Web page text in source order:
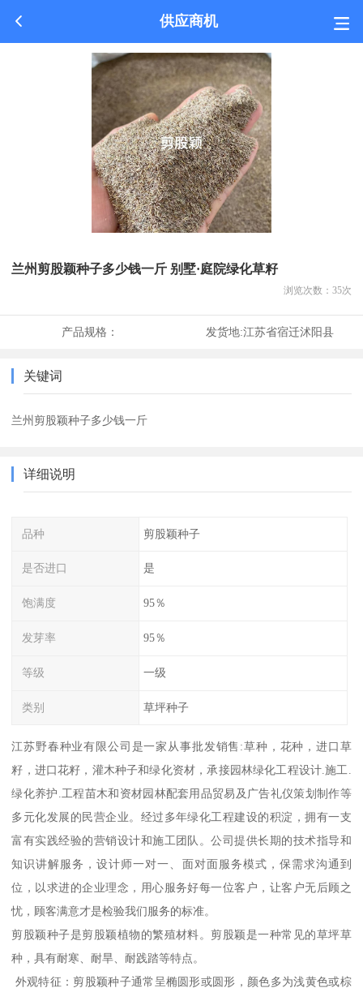
供应商机
兰州剪股颖种子多少钱一斤 别墅·庭院绿化草籽
浏览次数： 35次
产品规格： 发货地:江苏省宿迁沭阳县
关键词
兰州剪股颖种子多少钱一斤
详细说明
品种 剪股颖种子
是否进口 是
饱满度 95％
发芽率 95％
等级 一级
类别 草坪种子
江苏野春种业有限公司是一家从事批发销售:草种，花种，进口草
籽，进口花籽，灌木种子和绿化资材，承接园林绿化工程设计.施工.
绿化养护.工程苗木和资材园林配套用品贸易及广告礼仪策划制作等
多元化发展的民营企业。经过多年绿化工程建设的积淀，拥有一支
富有实践经验的营销设计和施工团队。公司提供长期的技术指导和
知识讲解服务，设计师一对一、面对面服务模式，保需求沟通到
位，以求进的企业理念，用心服务好每一位客户，让客户无后顾之
忧，顾客满意才是检验我们服务的标准。
剪股颖种子是剪股颖植物的繁殖材料。剪股颖是一种常见的草坪草
种，具有耐寒、耐旱、耐践踏等特点。
外观特征：剪股颖种子通常呈椭圆形或圆形，颜色多为浅黄色或棕